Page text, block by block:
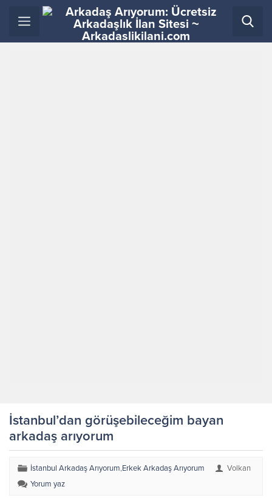
İstanbul’dan görüşebileceğim bayan
arkadaş arıyorum
İstanbul Arkadaş Arıyorum,Erkek Arkadaş Arıyorum
Volkan
Yorum yaz